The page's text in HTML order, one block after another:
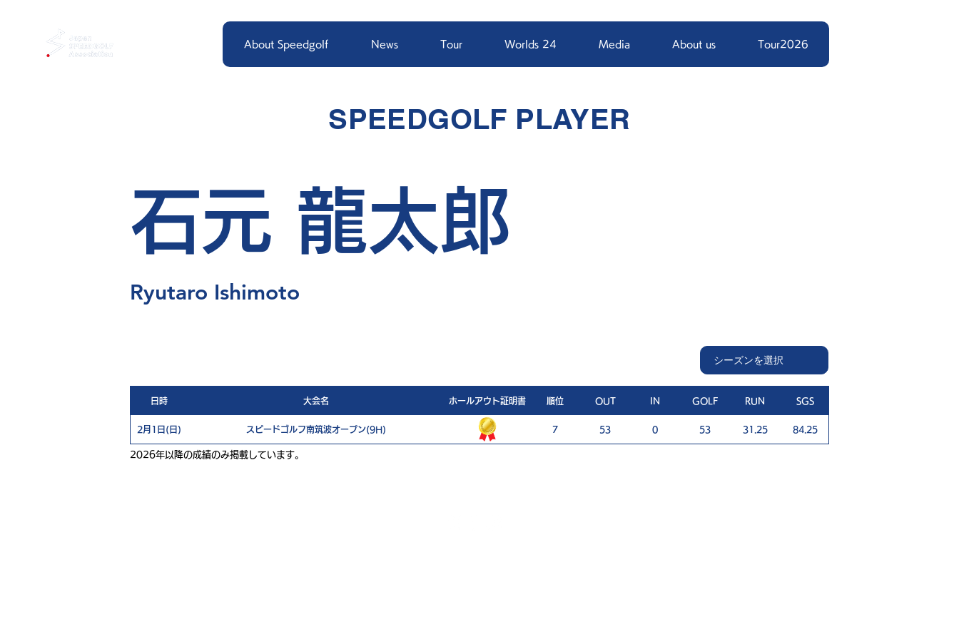
About Speedgolf News Tour Worlds 24 Media About us Tour2026
SPEEDGOLF PLAYER
石元 龍太郎
Ryutaro Ishimoto
日時 大会名 ホールアウト証明書 順位 OUT IN GOLF RUN SGS
2月1日(日) スピードゴルフ南筑波オープン(9H) 7 53 0 53 31.25 84.25
2026年以降の成績のみ掲載しています。